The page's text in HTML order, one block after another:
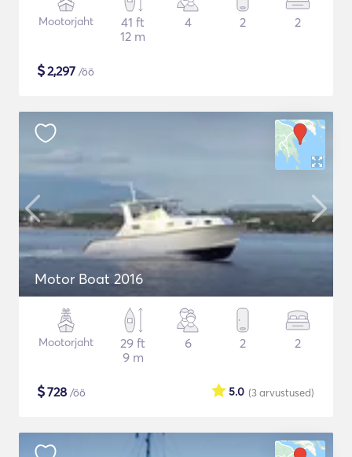
Mootorjaht
41 ft
12 m
4 2 2
$2,297 /öö
Motor Boat 2016
Mootorjaht
29 ft
9 m
6 2 2
$728 /öö (3arvustused)
5.0